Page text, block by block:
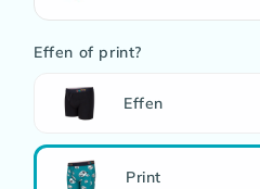
Effen of print?
Effen
Print